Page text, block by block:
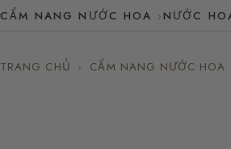
CẨM NANG NƯỚC HOA NƯỚC
TRANG CHỦ › CẨM NANG NƯỚC HOA